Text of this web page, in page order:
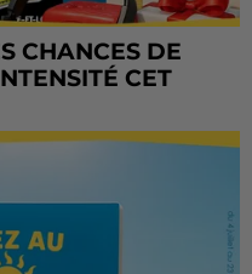
CHANCES DE
CET